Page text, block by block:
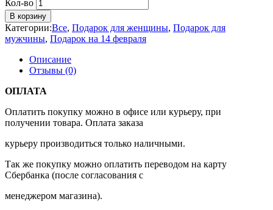
Кол-во
В корзину
Категории:Все, Подарок для женщины, Подарок для
мужчины, Подарок на 14 февраля
Описание
Отзывы (0)
ОПЛАТА
Оплатить покупку можно в офисе или курьеру, при
получении товара. Оплата заказа
курьеру производиться только наличными.
Так же покупку можно оплатить переводом на карту
Сбербанка (после согласования с
менеджером магазина).